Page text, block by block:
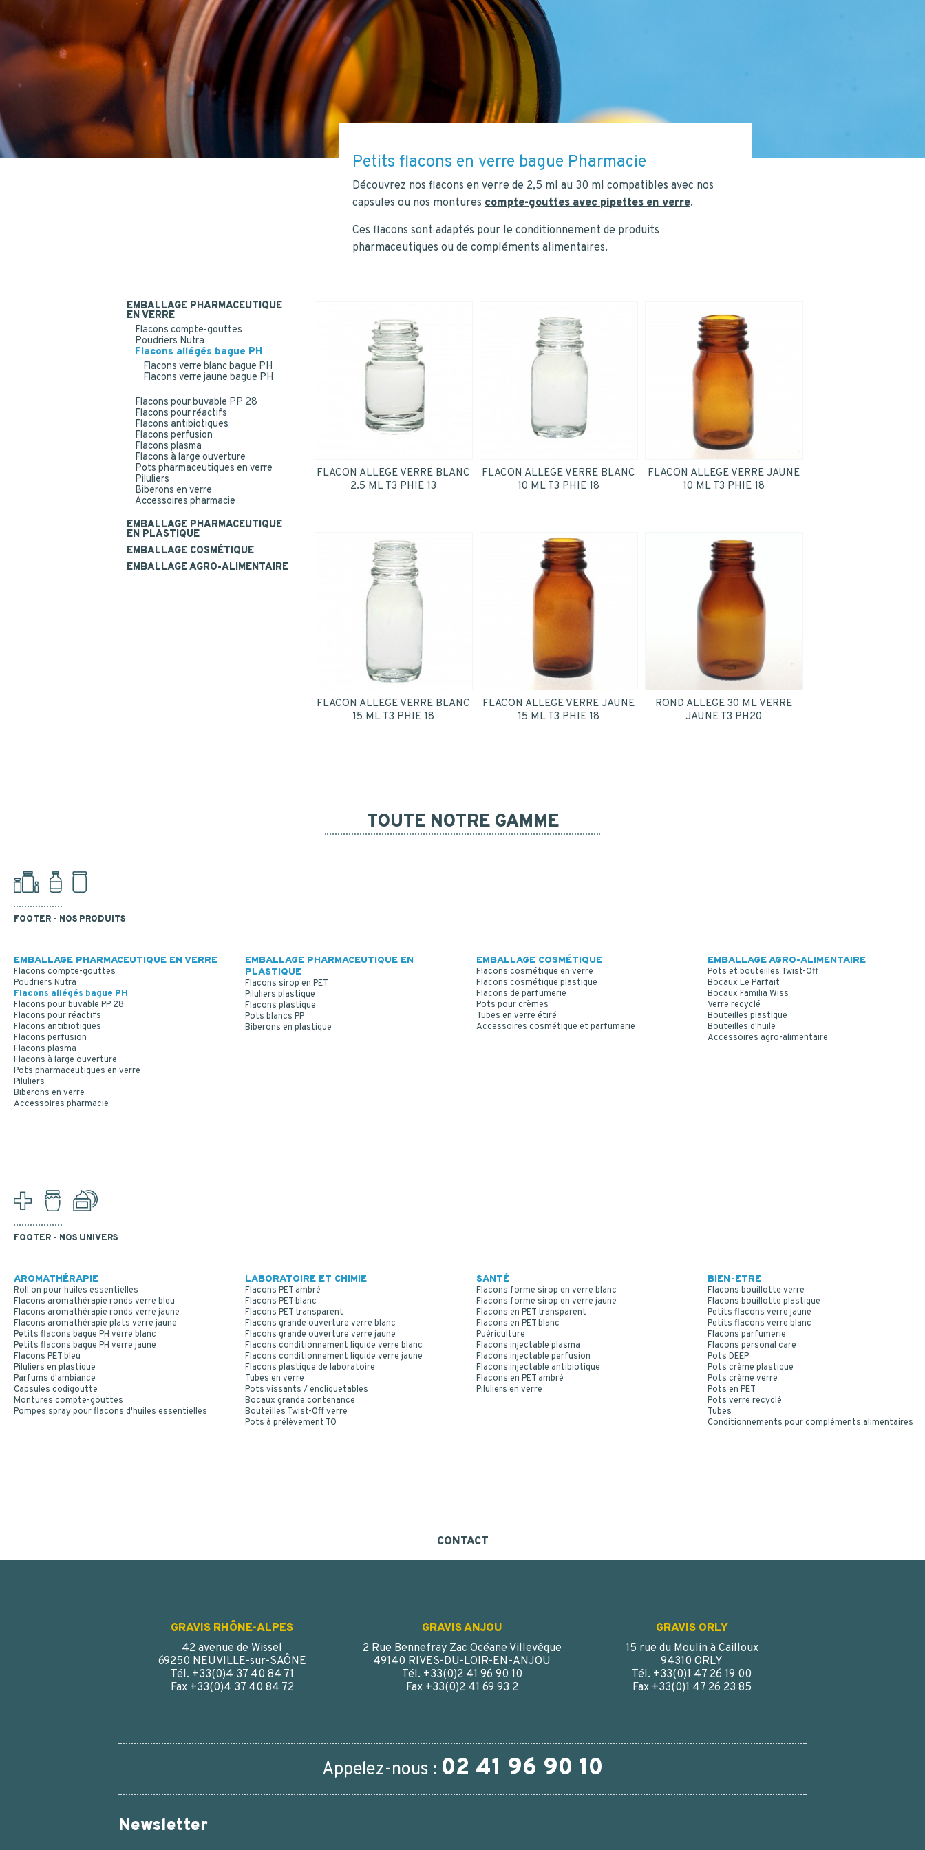
Petits flacons en verre bague Pharmacie
Découvrez nos flacons en verre de 2,5 ml au 30 ml compatibles avec nos
capsules ou nos montures compte-gouttes avec pipettes en verre.
Ces flacons sont adaptés pour le conditionnement de produits
pharmaceutiques ou de compléments alimentaires.
EMBALLAGE PHARMACEUTIQUE
EN VERRE
Flacons compte-gouttes
Poudriers Nutra
Flacons allégés bague PH
Flacons verre blanc bague PH
Flacons verre jaune bague PH
Flacons pour buvable PP 28
Flacons pour réactifs
Flacons antibiotiques
Flacons perfusion
Flacons plasma
Flacons à large ouverture
Pots pharmaceutiques en verre
Piluliers
Biberons en verre
Accessoires pharmacie
EMBALLAGE PHARMACEUTIQUE
EN PLASTIQUE
EMBALLAGE COSMÉTIQUE
EMBALLAGE AGRO-ALIMENTAIRE
FLACON ALLEGE VERRE BLANC
2.5 ML T3 PHIE 13
FLACON ALLEGE VERRE BLANC
10 ML T3 PHIE 18
FLACON ALLEGE VERRE JAUNE
10 ML T3 PHIE 18
FLACON ALLEGE VERRE BLANC
15 ML T3 PHIE 18
FLACON ALLEGE VERRE JAUNE
15 ML T3 PHIE 18
ROND ALLEGE 30 ML VERRE
JAUNE T3 PH20
TOUTE NOTRE GAMME
FOOTER - NOS PRODUITS
EMBALLAGE PHARMACEUTIQUE EN VERRE
Flacons compte-gouttes
Poudriers Nutra
Flacons allégés bague PH
Flacons pour buvable PP 28
Flacons pour réactifs
Flacons antibiotiques
Flacons perfusion
Flacons plasma
Flacons à large ouverture
Pots pharmaceutiques en verre
Piluliers
Biberons en verre
Accessoires pharmacie
EMBALLAGE PHARMACEUTIQUE EN
PLASTIQUE
Flacons sirop en PET
Piluliers plastique
Flacons plastique
Pots blancs PP
Biberons en plastique
EMBALLAGE COSMÉTIQUE
Flacons cosmétique en verre
Flacons cosmétique plastique
Flacons de parfumerie
Pots pour crèmes
Tubes en verre étiré
Accessoires cosmétique et parfumerie
EMBALLAGE AGRO-ALIMENTAIRE
Pots et bouteilles Twist-Off
Bocaux Le Parfait
Bocaux Familia Wiss
Verre recyclé
Bouteilles plastique
Bouteilles d'huile
Accessoires agro-alimentaire
FOOTER - NOS UNIVERS
AROMATHÉRAPIE
Roll on pour huiles essentielles
Flacons aromathérapie ronds verre bleu
Flacons aromathérapie ronds verre jaune
Flacons aromathérapie plats verre jaune
Petits flacons bague PH verre blanc
Petits flacons bague PH verre jaune
Flacons PET bleu
Piluliers en plastique
Parfums d'ambiance
Capsules codigoutte
Montures compte-gouttes
Pompes spray pour flacons d'huiles essentielles
LABORATOIRE ET CHIMIE
Flacons PET ambré
Flacons PET blanc
Flacons PET transparent
Flacons grande ouverture verre blanc
Flacons grande ouverture verre jaune
Flacons conditionnement liquide verre blanc
Flacons conditionnement liquide verre jaune
Flacons plastique de laboratoire
Tubes en verre
Pots vissants / encliquetables
Bocaux grande contenance
Bouteilles Twist-Off verre
Pots à prélèvement TO
SANTÉ
Flacons forme sirop en verre blanc
Flacons forme sirop en verre jaune
Flacons en PET transparent
Flacons en PET blanc
Puériculture
Flacons injectable plasma
Flacons injectable perfusion
Flacons injectable antibiotique
Flacons en PET ambré
Piluliers en verre
BIEN-ETRE
Flacons bouillotte verre
Flacons bouillotte plastique
Petits flacons verre jaune
Petits flacons verre blanc
Flacons parfumerie
Flacons personal care
Pots DEEP
Pots crème plastique
Pots crème verre
Pots en PET
Pots verre recyclé
Tubes
Conditionnements pour compléments alimentaires
CONTACT
GRAVIS RHÔNE-ALPES
42 avenue de Wissel
69250 NEUVILLE-sur-SAÔNE
Tél. +33(0)4 37 40 84 71
Fax +33(0)4 37 40 84 72
GRAVIS ANJOU
2 Rue Bennefray Zac Océane Villevêque
49140 RIVES-DU-LOIR-EN-ANJOU
Tél. +33(0)2 41 96 90 10
Fax +33(0)2 41 69 93 2
GRAVIS ORLY
15 rue du Moulin à Cailloux
94310 ORLY
Tél. +33(0)1 47 26 19 00
Fax +33(0)1 47 26 23 85
Appelez-nous : 02 41 96 90 10
Newsletter
données personnelles.*
Oui
*
ENVOYER